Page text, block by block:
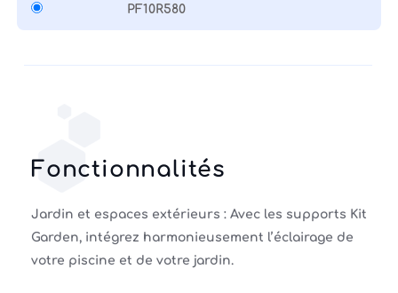
PF10R580
Fonctionnalités
Jardin et espaces extérieurs : Avec les supports Kit
Garden, intégrez harmonieusement l’éclairage de
votre piscine et de votre jardin.